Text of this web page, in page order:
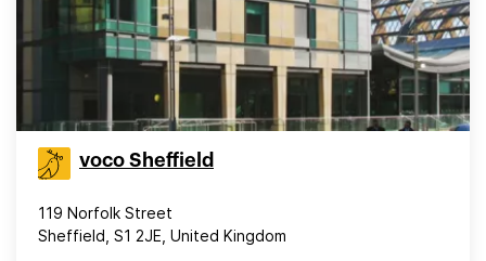
voco Sheffield
119 Norfolk Street
Sheffield, S1 2JE, United Kingdom